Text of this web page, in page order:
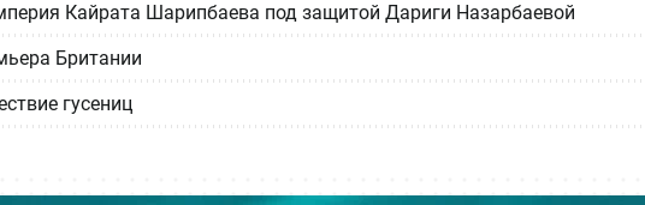
Кайрата Шарипбаева под защитой Дариги Назарбаевой
Британии
гусениц